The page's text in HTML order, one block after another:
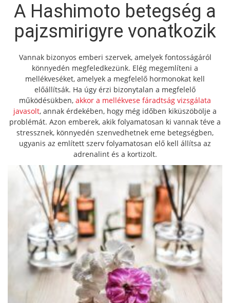
A Hashimoto betegség a
pajzsmirigyre vonatkozik
Vannak bizonyos emberi szervek, amelyek fontosságáról
könnyedén megfeledkezünk. Elég megemlíteni a
mellékveséket, amelyek a megfelelő hormonokat kell
előállítsák. Ha úgy érzi bizonytalan a megfelelő
működésükben, akkor a mellékvese fáradtság vizsgálata
javasolt, annak érdekében, hogy még időben kiküszöbölje a
problémát. Azon emberek, akik folyamatosan ki vannak téve a
stressznek, könnyedén szenvedhetnek eme betegségben,
ugyanis az említett szerv folyamatosan elő kell állítsa az
adrenalint és a kortizolt.